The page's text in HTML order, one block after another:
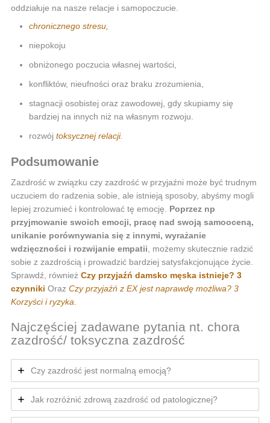
oddziałuje na nasze relacje i samopoczucie.
chronicznego stresu,
niepokoju
obniżonego poczucia własnej wartości,
konfliktów, nieufności oraz braku zrozumienia,
stagnacji osobistej oraz zawodowej, gdy skupiamy się
bardziej na innych niż na własnym rozwoju.
rozwój toksycznej relacji.
Podsumowanie
Zazdrość w związku czy zazdrość w przyjaźni może być trudnym
uczuciem do radzenia sobie, ale istnieją sposoby, abyśmy mogli
lepiej zrozumieć i kontrolować tę emocję. Poprzez np
przyjmowanie swoich emocji, pracę nad swoją samooceną,
unikanie porównywania się z innymi, wyrażanie
wdzięczności i rozwijanie empatii , możemy skutecznie radzić
sobie z zazdrością i prowadzić bardziej satysfakcjonujące życie.
Sprawdź, również Czy przyjaźń damsko męska istnieje? 3
czynniki Oraz Czy przyjaźń z EX jest naprawdę możliwa? 3
Korzyści i ryzyka
Najczęściej zadawane pytania nt. chora
zazdrość/ toksyczna zazdrość
Czy zazdrość jest normalną emocją?
Jak rozróżnić zdrową zazdrość od patologicznej?